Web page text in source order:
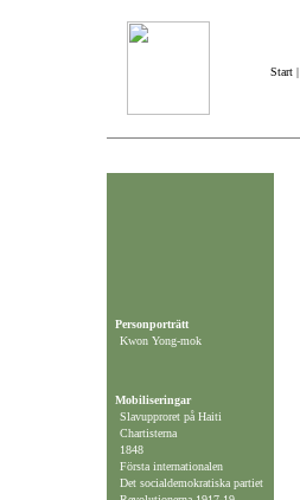
Start|
Personporträtt
Kwon Yong-mok
Mobiliseringar
Slavupproret på Haiti
Chartisterna
1848
Första internationalen
Det socialdemokratiska partiet